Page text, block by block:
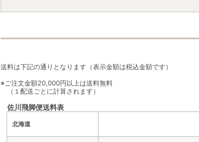
送料は下記の通りとなります（表示金額は税込金額です）
※ご注文金額20,000円以上は送料無料
（１配送ごとに計算されます）
佐川飛脚便送料表
北海道